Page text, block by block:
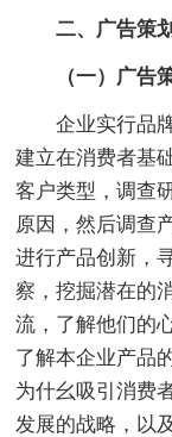
二、广告策
（一）广告策
企业实行品牌
建立在消费者基
客户类型，调查
原因，然后调查
进行产品创新，
察，挖掘潜在的
流，了解他们的
了解本企业产品
为什幺吸引消费
发展的战略，以